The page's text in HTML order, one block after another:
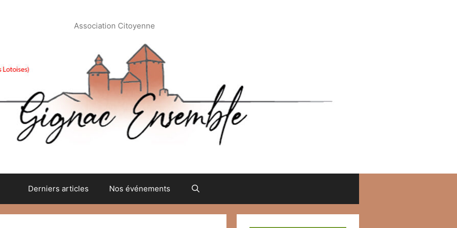
Association Citoyenne
Derniers articles Nos événements